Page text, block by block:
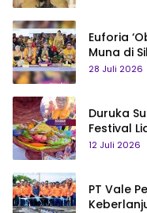
Euforia
Muna di
Saya
28 Juli 2026
Duruka
Festival
hingga
12 Juli 2026
PT Vale